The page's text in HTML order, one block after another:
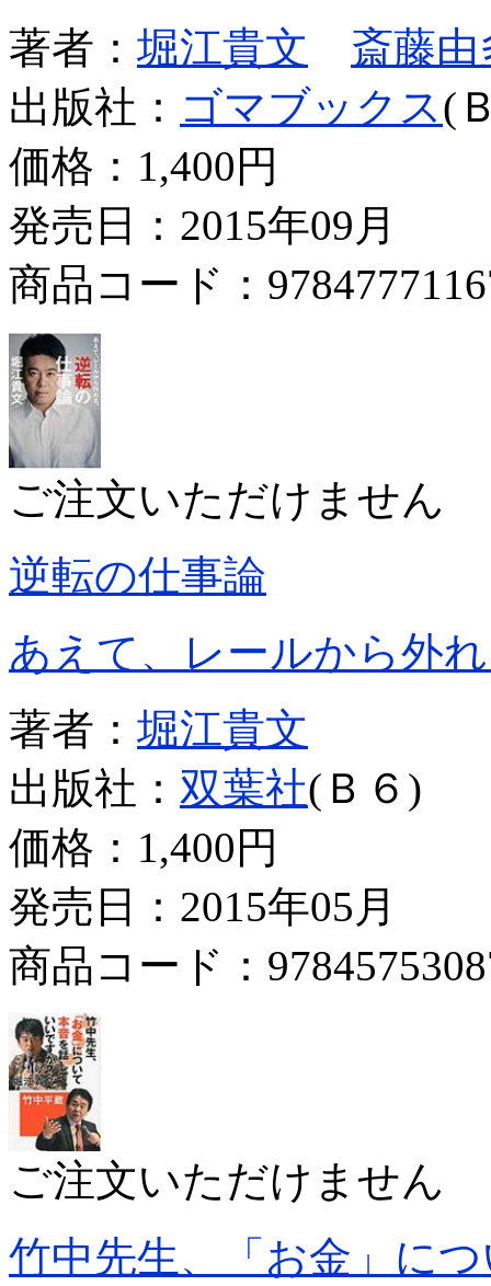
著者： 堀江貴文
斎藤由
出版社： ゴマブックス(
価格： 1,400円
発売日：2015年09月
商品コード：
ご注文いただけません
逆転の仕事論
あえて、レールから外
著者： 堀江貴文
出版社： 双葉社(Ｂ６)
価格： 1,400円
発売日：2015年05月
商品コード：
ご注文いただけません
竹中先生、「お金」に